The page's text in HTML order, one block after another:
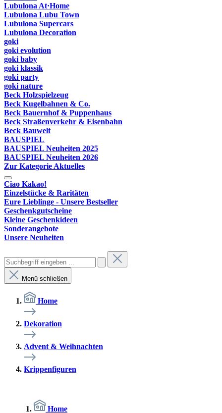
Lubulona At·Home
Lubulona Lubu Town
Lubulona Supercars
Lubulona Decoration
goki
goki evolution
goki baby
goki klassik
goki party
goki nature
Beck Holzspielzeug
Beck Kugelbahnen & Co.
Beck Bauernhof & Puppenhaus
Beck Straßenverkehr & Eisenbahn
Beck Bauwelt
BAUSPIEL
BAUSPIEL Neuheiten 2025
BAUSPIEL Neuheiten 2026
Zur Kategorie Aktuelles
Ciao Kakao!
Einzelstücke & Raritäten
Eure Lieblinge - Unsere Bestseller
Geschenkgutscheine
Kleine Geschenkideen
Sonderangebote
Unsere Neuheiten
Menü schließen
Home
Dekoration
Advent & Weihnachten
Krippenfiguren
Home